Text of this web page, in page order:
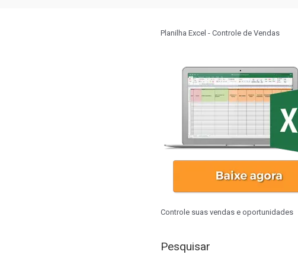
Planilha Excel - Controle de Vendas
Controle suas vendas e oportunidades
Pesquisar